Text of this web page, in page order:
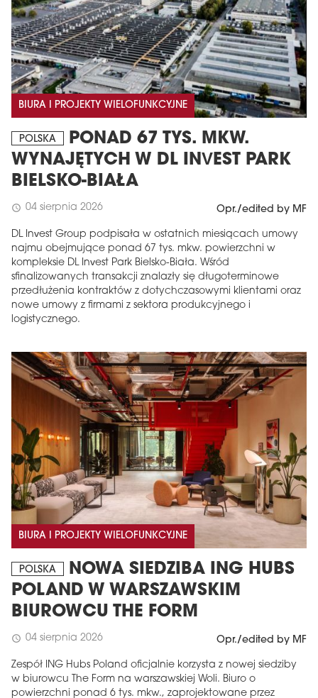
BIURA I PROJEKTY WIELOFUNKCYJNE
POLSKA
PONAD 67 TYS. MKW.
WYNAJĘTYCH W DL INVEST PARK
BIELSKO-BIAŁA
schedule 04 sierpnia 2026 Opr./edited by MF
DL Invest Group podpisała w ostatnich miesiącach umowy
najmu obejmujące ponad 67 tys. mkw. powierzchni w
kompleksie DL Invest Park Bielsko-Biała. Wśród
sfinalizowanych transakcji znalazły się długoterminowe
przedłużenia kontraktów z dotychczasowymi klientami oraz
nowe umowy z firmami z sektora produkcyjnego i
logistycznego.
BIURA I PROJEKTY WIELOFUNKCYJNE
POLSKA
NOWA SIEDZIBA ING HUBS
POLAND W WARSZAWSKIM
BIUROWCU THE FORM
schedule 04 sierpnia 2026 Opr./edited by MF
Zespół ING Hubs Poland oficjalnie korzysta z nowej siedziby
w biurowcu The Form na warszawskiej Woli. Biuro o
powierzchni ponad 6 tys. mkw., zaprojektowane przez